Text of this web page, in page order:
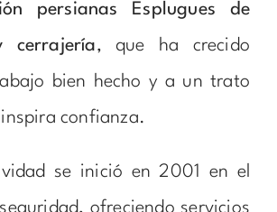
persianas Esplugues de
cerrajería, que ha crecido
bien hecho y a un trato
confianza.
se inició en 2001 en el